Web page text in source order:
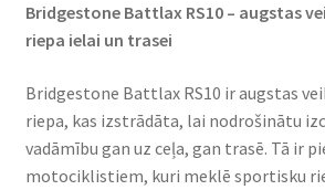
Bridgestone Battlax RS10 – augstas
riepa ielai un trasei​
Bridgestone Battlax RS10 ir augstas
riepa, kas izstrādāta, lai nodrošinātu
vadāmību gan uz ceļa, gan trasē. Tā ir
motociklistiem, kuri meklē sportisku